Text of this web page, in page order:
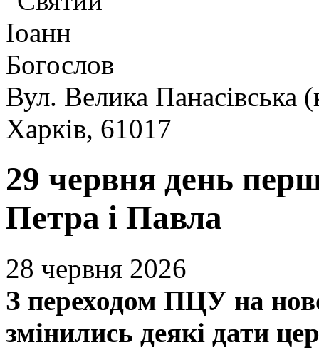
Вул. Велика Панасівська
Харків, 61017
29 червня день
Петра і Павла
28 червня 2026
З переходом ПЦУ на
змінились деякі дати